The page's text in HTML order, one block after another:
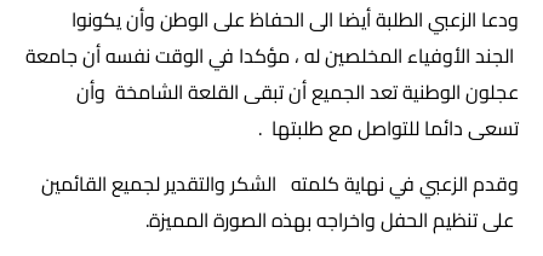
ودعا الزعبي الطلبة أيضا الى الحفاظ على الوطن وأن يكونوا
الجند الأوفياء المخلصين له ، مؤكدا في الوقت نفسه أن جامعة
عجلون الوطنية تعد الجميع أن تبقى القلعة الشامخة وأن
تسعى دائما للتواصل مع طلبتها .
وقدم الزعبي في نهاية كلمته الشكر والتقدير لجميع القائمين
على تنظيم الحفل واخراجه بهذه الصورة المميزة.